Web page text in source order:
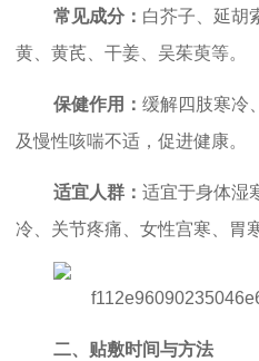
常见成分： 白芥子、延胡
黄、黄芪、干姜、吴茱萸等。
保健作用： 缓解四肢寒冷
及慢性咳喘不适，促进健康。
适宜人群： 适宜于身体湿
冷、关节疼痛、女性宫寒、胃
二、贴敷时间与方法